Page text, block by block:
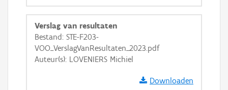
Basis Lagen
OSM-Basiskaart
Verslag van resultaten
Bestand: STE-F203-
VOO_VerslagVanResultaten_2023.pdf
Auteur(s): LOVENIERS Michiel
Downloaden